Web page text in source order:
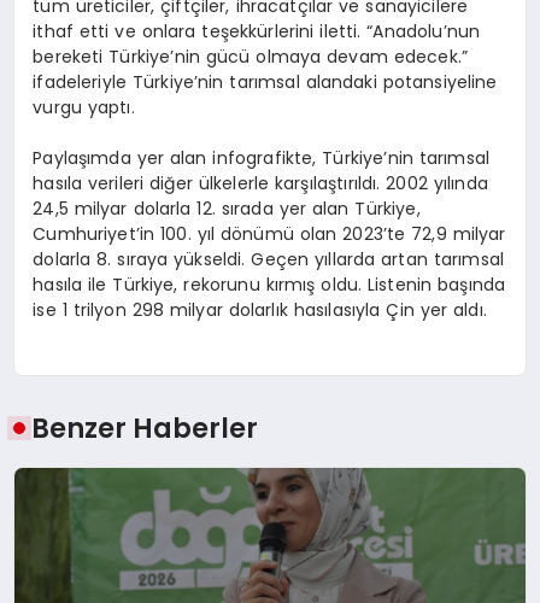
tüm üreticiler, çiftçiler, ihracatçılar ve sanayicilere
ithaf etti ve onlara teşekkürlerini iletti. “Anadolu’nun
bereketi Türkiye’nin gücü olmaya devam edecek.”
ifadeleriyle Türkiye’nin tarımsal alandaki potansiyeline
vurgu yaptı.
Paylaşımda yer alan infografikte, Türkiye’nin tarımsal
hasıla verileri diğer ülkelerle karşılaştırıldı. 2002 yılında
24,5 milyar dolarla 12. sırada yer alan Türkiye,
Cumhuriyet’in 100. yıl dönümü olan 2023’te 72,9 milyar
dolarla 8. sıraya yükseldi. Geçen yıllarda artan tarımsal
hasıla ile Türkiye, rekorunu kırmış oldu. Listenin başında
ise 1 trilyon 298 milyar dolarlık hasılasıyla Çin yer aldı.
Benzer Haberler